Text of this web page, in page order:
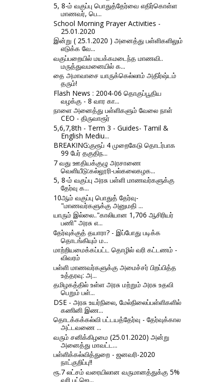
5, 8-ம் வகுப்பு பொதுத்தேர்வை எதிர்கொள்ள
மாணவர், பெ...
School Morning Prayer Activities -
25.01.2020
இன்று ( 25.1.2020 ) அனைத்து பள்ளிகளிலும்
எடுக்க வே...
வகுப்பறையில் மயக்கமடைந்த மாணவி..
மருத்துவமனையில் க...
தை அமாவாசை யாருக்கெல்லாம் அதிர்ஷ்டம்
தரும்!
Flash News : 2004-06 தொகுப்பூதிய
வழக்கு - 8 வார கா...
நாளை அனைத்து பள்ளிகளும் வேலை நாள்
CEO - திருவாரூர்
5,6,7,8th - Term 3 - Guides- Tamil &
English Mediu...
BREAKING:குரூப் 4 முறைகேடு தொடர்பாக
99 பேர் தகுதிந...
7 வது ஊதியக்குழு அரசாணை
வெளியீடு:கல்லூரி-பல்கலைகழக...
5, 8-ம் வகுப்பு அரசு பள்ளி மாணவர்களுக்கு
தேர்வு க...
10ஆம் வகுப்பு பொதுத் தேர்வு-
"மாணவர்களுக்கு அனுமதி ...
யாரும் இல்லை.."காலியான 1,706 ஆசிரியர்
பணி" அரசு எ...
தேர்வுக்குத் தயாரா? - இப்போது படிக்க
தொடங்கியும் ம...
மாற்றியமைக்கப்பட்ட தொழில் வரி கட்டணம் -
விவரம்
பள்ளி மாணவர்களுக்கு அமைச்சர் பிறப்பித்த
உத்தரவு: அ...
தமிழகத்தில் உள்ள அரசு மற்றும் அரசு உதவி
பெறும் பள்...
DSE - அரசு உயர்நிலை, மேல்நிலைப்பள்ளிகளில்
கணினி இண...
தொடக்கக்கல்வி பட்டயத்தேர்வு - தேர்வுக்கால
அட்டவணை ...
வரும் சனிக்கிழமை (25.01.2020) அன்று
அனைத்து மாவட்ட...
பள்ளிக்கல்வித்துறை - ஜனவரி-2020
நாட்குறிப்பு!!
ரூ.7 லட்சம் வரையிலான வருமானத்துக்கு 5%
வரி பட்ஜெ...